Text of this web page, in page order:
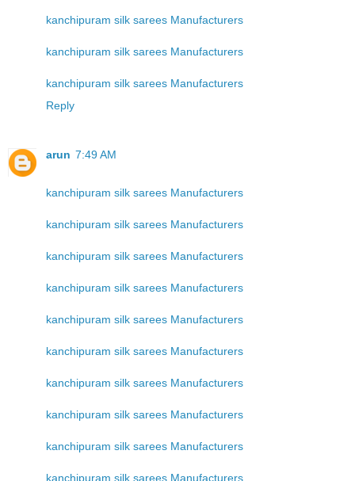
kanchipuram silk sarees Manufacturers
kanchipuram silk sarees Manufacturers
kanchipuram silk sarees Manufacturers
Reply
arun 7:49 AM
kanchipuram silk sarees Manufacturers
kanchipuram silk sarees Manufacturers
kanchipuram silk sarees Manufacturers
kanchipuram silk sarees Manufacturers
kanchipuram silk sarees Manufacturers
kanchipuram silk sarees Manufacturers
kanchipuram silk sarees Manufacturers
kanchipuram silk sarees Manufacturers
kanchipuram silk sarees Manufacturers
kanchipuram silk sarees Manufacturers